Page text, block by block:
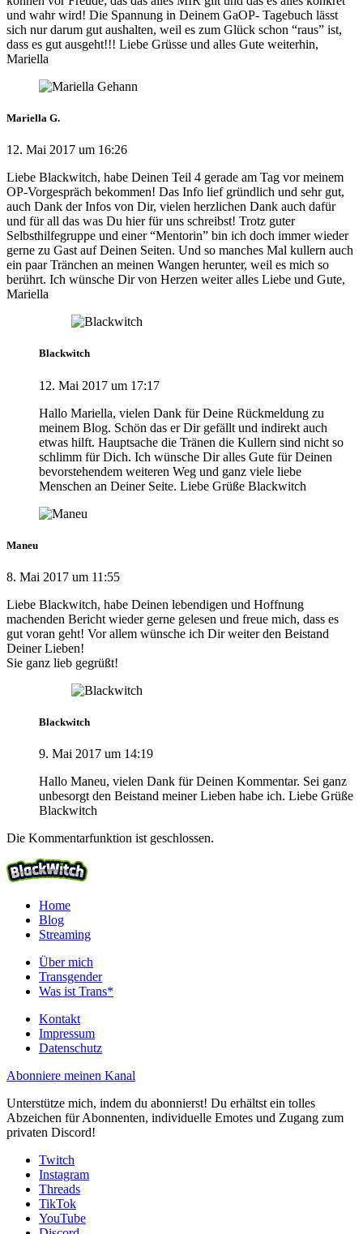
und wahr wird! Die Spannung in Deinem GaOP- Tagebuch lässt
sich nur darum gut aushalten, weil es zum Glück schon “raus” ist,
dass es gut ausgeht!!! Liebe Grüsse und alles Gute weiterhin,
Mariella
Mariella G.
12. Mai 2017 um 16:26
Liebe Blackwitch, habe Deinen Teil 4 gerade am Tag vor meinem
OP-Vorgespräch bekommen! Das Info lief gründlich und sehr gut,
auch Dank der Infos von Dir, vielen herzlichen Dank auch dafür
und für all das was Du hier für uns schreibst! Trotz guter
Selbsthilfegruppe und einer “Mentorin” bin ich doch immer wieder
gerne zu Gast auf Deinen Seiten. Und so manches Mal kullern auch
ein paar Tränchen an meinen Wangen herunter, weil es mich so
berührt. Ich wünsche Dir von Herzen weiter alles Liebe und Gute,
Mariella
Blackwitch
12. Mai 2017 um 17:17
Hallo Mariella, vielen Dank für Deine Rückmeldung zu
meinem Blog. Schön das er Dir gefällt und indirekt auch
etwas hilft. Hauptsache die Tränen die Kullern sind nicht so
schlimm für Dich. Ich wünsche Dir alles Gute für Deinen
bevorstehendem weiteren Weg und ganz viele liebe
Menschen an Deiner Seite. Liebe Grüße Blackwitch
Maneu
8. Mai 2017 um 11:55
Liebe Blackwitch, habe Deinen lebendigen und Hoffnung
machenden Bericht wieder gerne gelesen und freue mich, dass es
gut voran geht! Vor allem wünsche ich Dir weiter den Beistand
Deiner Lieben!
Sie ganz lieb gegrüßt!
Blackwitch
9. Mai 2017 um 14:19
Hallo Maneu, vielen Dank für Deinen Kommentar. Sei ganz
unbesorgt den Beistand meiner Lieben habe ich. Liebe Grüße
Blackwitch
Die Kommentarfunktion ist geschlossen.
Home
Blog
Streaming
Über mich
Transgender
Was ist Trans*
Kontakt
Impressum
Datenschutz
Abonniere meinen Kanal
Unterstütze mich, indem du abonnierst! Du erhältst ein tolles
Abzeichen für Abonnenten, individuelle Emotes und Zugang zum
privaten Discord!
Twitch
Instagram
Threads
TikTok
YouTube